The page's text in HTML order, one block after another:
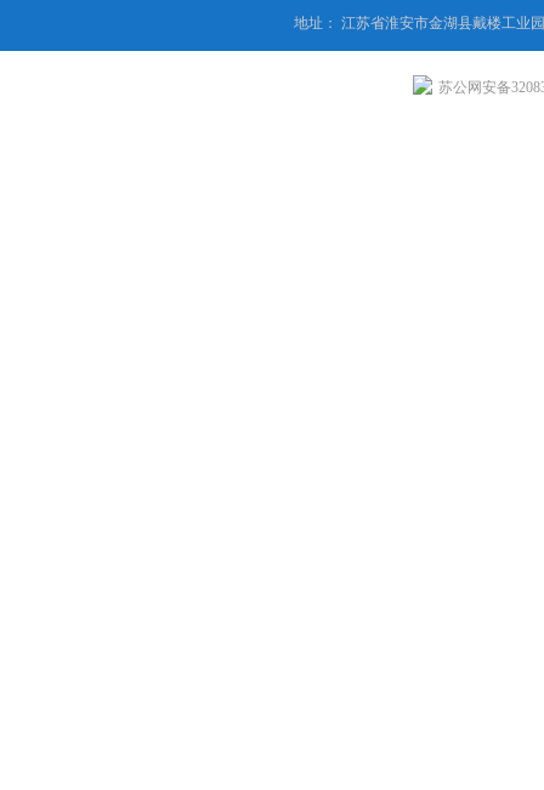
地址： 江苏省淮安市金湖县戴楼工业
苏公网安备